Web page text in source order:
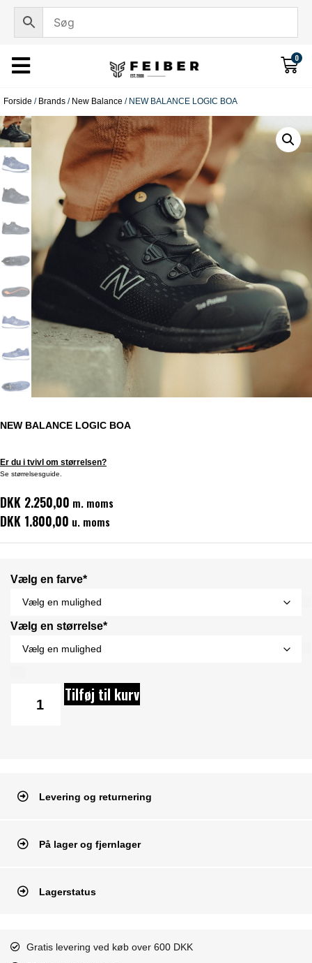
0
Forside / Brands / New Balance / NEW BALANCE LOGIC BOA
NEW BALANCE LOGIC BOA
Er du i tvivl om størrelsen?
Se størrelsesguide.
DKK 2.250,00 m. moms
DKK 1.800,00 u. moms
Vælg en farve*
Vælg en størrelse*
Tilføj til kurv
Levering og returnering
På lager og fjernlager
Lagerstatus
Gratis levering ved køb over 600 DKK